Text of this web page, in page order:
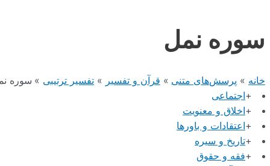
سوره نمل
خانه پرسش‌های متنی قرآن و تفسیر تفسیر ترتیبی
سوره
+اجتماعی
+اخلاق و معنویت
+اعتقادات و باورها
+تاریخ و سیره
+فقه و حقوق